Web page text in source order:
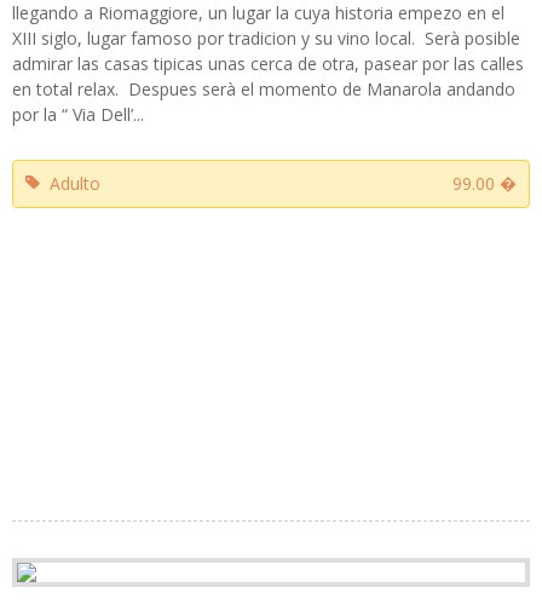
llegando a Riomaggiore, un lugar la cuya historia empezo en el
XIII siglo, lugar famoso por tradicion y su vino local. Serà posible
admirar las casas tipicas unas cerca de otra, pasear por las calles
en total relax. Despues serà el momento de Manarola andando
por la “ Via Dell’...
Adulto 99.00 �